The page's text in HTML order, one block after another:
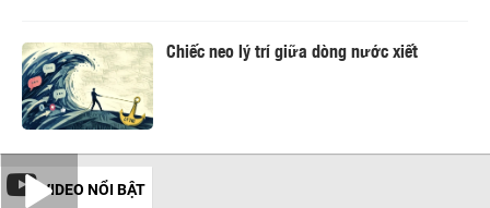
Chiếc neo lý trí giữa dòng nước xiết
VIDEO NỔI BẬT